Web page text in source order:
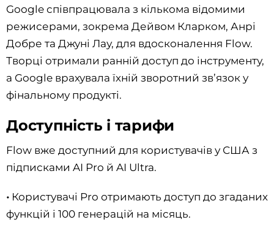
Google співпрацювала з кількома відомими
режисерами, зокрема Дейвом Кларком, Анрі
Добре та Джуні Лау, для вдосконалення Flow.
Творці отримали ранній доступ до інструменту,
а Google врахувала їхній зворотний зв’язок у
фінальному продукті.
Доступність і тарифи
Flow вже доступний для користувачів у США з
підписками AI Pro й AI Ultra.
• Користувачі Pro отримають доступ до згаданих
функцій і 100 генерацій на місяць.